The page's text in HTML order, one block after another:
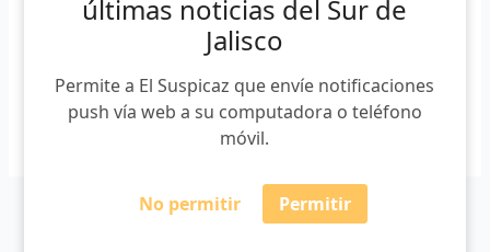
últimas noticias del Sur de
Jalisco
Permite a El Suspicaz que envíe notificaciones
push vía web a su computadora o teléfono
móvil.
No permitir Permitir
Carnaval Autlán 2019. Autlán de Navarro, Jalisco. 22 de
febrero de 2019. (Letra Fría) La candidata del gremio […]
Leer más »